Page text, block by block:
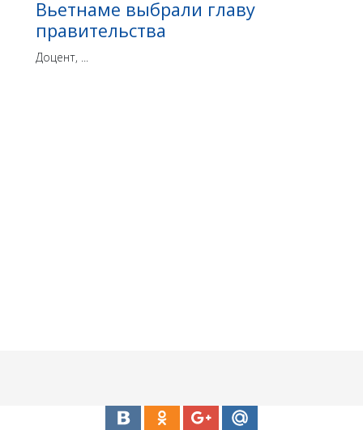
Вьетнаме выбрали главу
правительства
Доцент, ...